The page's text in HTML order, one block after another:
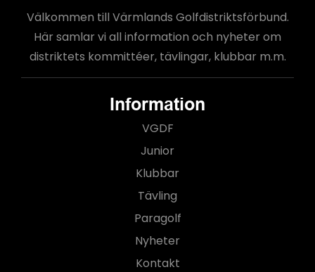
Välkommen till Värmlands Golfdistriktsförbund.
Här samlar vi all information och nyheter om
distriktets kommittéer, tävlingar, klubbar m.m.
Information
VGDF
Junior
Klubbar
Tävling
Paragolf
Nyheter
Kontakt